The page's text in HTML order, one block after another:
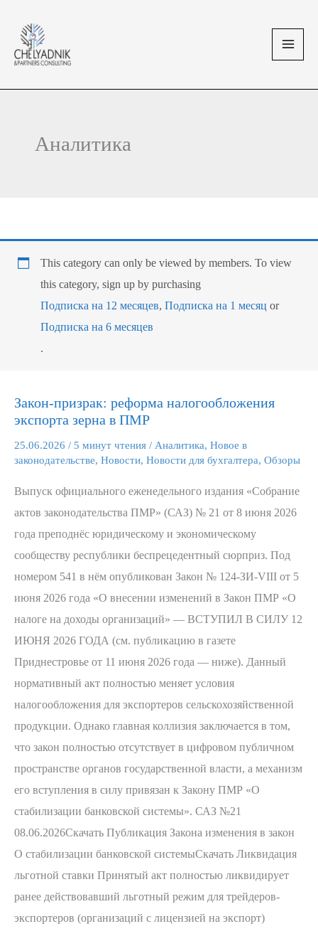
содержимому
Аналитика
This category can only be viewed by members. To view
this category, sign up by purchasing
Подписка на 12 месяцев,Подписка на 1 месяц or
Подписка на 6 месяцев
.
Закон-призрак: реформа налогообложения
экспорта зерна в ПМР
25.06.2026 / 5 минут чтения / Аналитика, Новое в
законодательстве, Новости, Новости для бухгалтера, Обзоры
Выпуск официального еженедельного издания «Собрание
актов законодательства ПМР» (САЗ) № 21 от 8 июня 2026
года преподнёс юридическому и экономическому
сообществу республики беспрецедентный сюрприз. Под
номером 541 в нём опубликован Закон № 124-ЗИ-VIII от 5
июня 2026 года «О внесении изменений в Закон ПМР «О
налоге на доходы организаций» — ВСТУПИЛ В СИЛУ 12
ИЮНЯ 2026 ГОДА (см. публикацию в газете
Приднестровье от 11 июня 2026 года — ниже). Данный
нормативный акт полностью меняет условия
налогообложения для экспортеров сельскохозяйственной
продукции. Однако главная коллизия заключается в том,
что закон полностью отсутствует в цифровом публичном
пространстве органов государственной власти, а механизм
его вступления в силу привязан к Закону ПМР «О
стабилизации банковской системы». САЗ №21
08.06.2026Скачать Публикация Закона изменения в закон
О стабилизации банковской системыСкачать Ликвидация
льготной ставки Принятый акт полностью ликвидирует
ранее действовавший льготный режим для трейдеров-
экспортеров (организаций с лицензией на экспорт)
Закон-
призрак:
реформа
налогообложения
экспорта
зерна
в
ПМР